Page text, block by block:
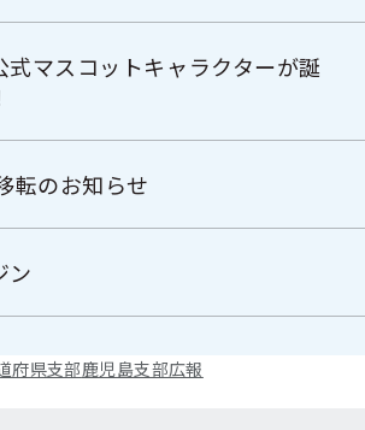
式マスコットキャラクターが誕
転のお知らせ
ン
府県支部鹿児島支部広報